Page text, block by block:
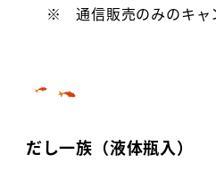
※ 通信販売のみのキャ
だし一族（液体瓶入）